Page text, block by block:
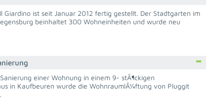
Giardino ist seit Januar 2012 fertig gestellt. Der Stadtgarten im
beinhaltet 300 Wohneinheiten und wurde neu
einer Wohnung in einem 9- stÃ¶ckigen
in Kaufbeuren wurde die WohnraumlÃ¼ftung von Pluggit